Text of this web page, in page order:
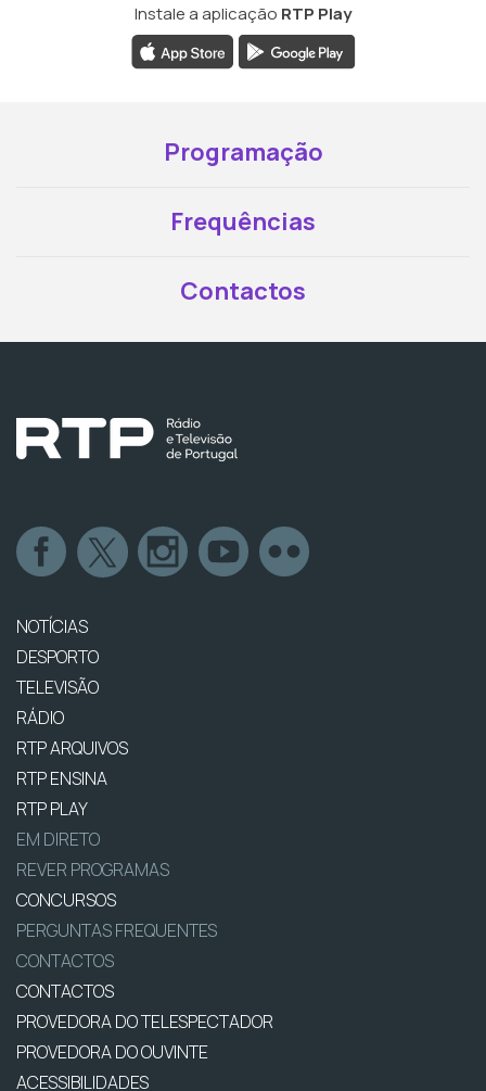
Instale a aplicação RTP Play
Programação
Frequências
Contactos
NOTÍCIAS
DESPORTO
TELEVISÃO
RÁDIO
RTP ARQUIVOS
RTP ENSINA
RTP PLAY
EM DIRETO
REVER PROGRAMAS
CONCURSOS
PERGUNTAS FREQUENTES
CONTACTOS
CONTACTOS
PROVEDORA DO TELESPECTADOR
PROVEDORA DO OUVINTE
ACESSIBILIDADES